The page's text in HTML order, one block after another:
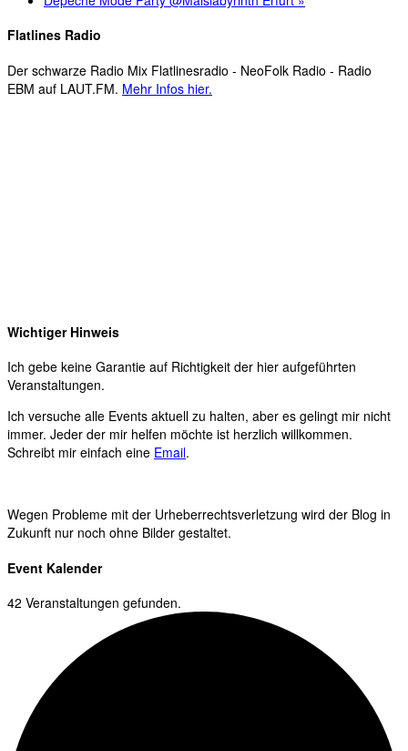
Flatlines Radio
Der schwarze Radio Mix Flatlinesradio - NeoFolk Radio - Radio
EBM auf LAUT.FM. Mehr Infos hier.
Wichtiger Hinweis
Ich gebe keine Garantie auf Richtigkeit der hier aufgeführten
Veranstaltungen.
Ich versuche alle Events aktuell zu halten, aber es gelingt mir nicht
immer. Jeder der mir helfen möchte ist herzlich willkommen.
Schreibt mir einfach eine Email.
Wegen Probleme mit der Urheberrechtsverletzung wird der Blog in
Zukunft nur noch ohne Bilder gestaltet.
Event Kalender
42 Veranstaltungen gefunden.